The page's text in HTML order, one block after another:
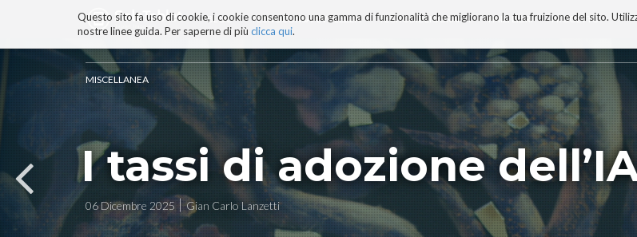
Questo sito fa uso di cookie, i cookie consentono una gamma di funzionalità che migliorano la tua fruizione del sito.
nostre linee guida. Per saperne di più clicca qui.
BLOG TECNOCONSAPEVOLEZZA TECNOBIBLIOGRAFIA I MIEI LIBRI PROGETTO
ai
contenuti.
alla
navigazione
MISCELLANEA
I tassi di adozione
06 Dicembre 2025 Gian Carlo Lanzetti